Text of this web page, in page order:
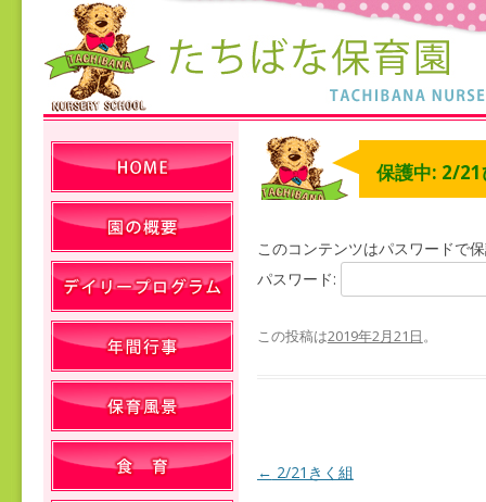
保護中: 2/21
このコンテンツはパスワードで
パスワード:
この投稿は2019年2月21日。
投稿ナビゲーション
← 2/21きく組